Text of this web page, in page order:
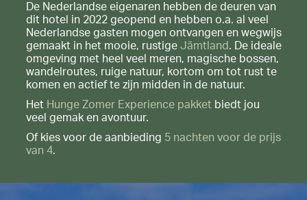
De Nederlandse eigenaren hebben de deuren van
dit hotel in 2022 geopend en hebben o.a. al veel
Nederlandse gasten mogen ontvangen en wegwijs
gemaakt in het mooie, rustige Jämtland . De ideale
omgeving met heel veel meren, magische bossen,
wandelroutes, ruige natuur, kortom om tot rust te
komen en actief te zijn midden in de natuur.
Het Hunge Zomer Experience pakket biedt jou
veel gemak en avontuur.
Of kies voor de aanbieding 5 nachten voor de prijs
van 4.